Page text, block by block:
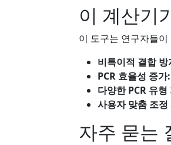
이 계산기
이 도구는 연구자들
비특이적 결합 방
PCR 효율성 증가:
다양한 PCR 유형
사용자 맞춤 조정
자주 묻는